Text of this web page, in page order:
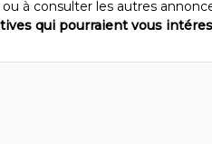
à consulter les autres
qui pourraient vous